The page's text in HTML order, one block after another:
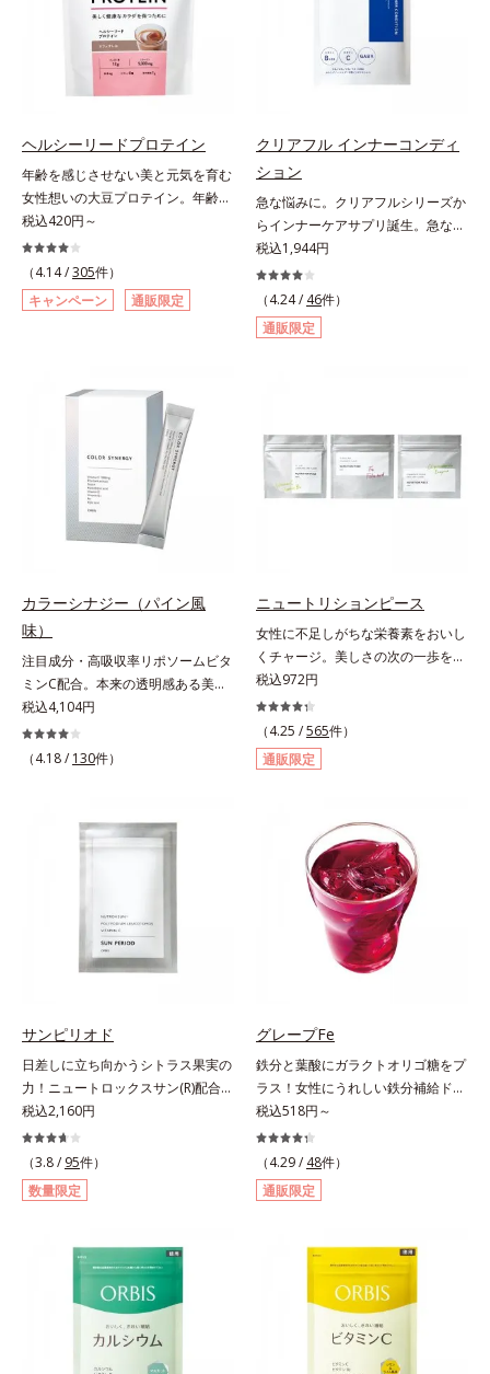
ヘルシーリードプロテイン
年齢を感じさせない美と元気を育む
女性想いの大豆プロテイン。年齢を
感じさせない美と元気を育む、女性
想いの大豆プロテインです。1杯で
不足しがちなたんぱく質を補えま
す。大人女性の食習慣に基づき質と
量を考え、更年世代の女性に人気の
持ちがいいのもポイントです。体を
作る材料であるたんぱく質12g(*1)
をメインに、美を引き出すコラーゲ
ン5,000mgも配合。さらにリズムを
支える鉄分やビタミン6種(*2)、食
物繊維など、女性が不足しがちな栄
養素を豊富に含み、大人女性の健康
味展開。プロテイン独特のにおいや
クセが少なく、水に溶けやすいの
で、手軽においしくたんぱく質を摂
れます。*1 1杯分（約27g）当り。
コラーゲン含む。*2 ビタミンB1、
B2、B6、B12、ナイアシン、パン
トテン酸各商品の詳しい情報は商品
税込420円～
（4.14 /305件）
キャンペーン
通販限定
クリアフル インナーコンディ
ション
急な悩みに。クリアフルシリーズか
らインナーケアサプリ誕生。急な悩
みに。ケアに行き詰まったすべての
女性に送る、「クリアフルシリー
ズ」のオールインワンサプリメント
です。ビタミンB1とB2を配合。ビ
タミンB6とビタミンCは、タイムリ
ラミドをプラス。さらにストレス社
会に負けないためのGABAも配合し
ました。現代社会を生き抜く女性の
すこやかな毎日を応援します。
税込1,944円
（4.24 / 46件）
通販限定
カラーシナジー（パイン風
味）
注目成分・高吸収率リポソームビタ
ミンC配合。本来の透明感ある美し
さを目指す美容サプリメント。みん
なが目指す美しさのゴールは、透明
感でした。注目成分リポソームビタ
しい効果を持つビタミンCには、口
から摂取しても吸収されにくく、多
るべく、独自技術によるオルビスの
リポソームビタミンCは高吸収率。
カラダと同じ成分でできたリポソー
従来のビタミンCに比べて吸収率が
差で届けるタイムデリバー設計をプ
ラスすることで体内に長く留め、最
大限アプローチしていきます。甘酸
っぱいパイン風味が口の中に爽やか
に広がる顆粒タイプ。水なしでもサ
ッと摂れます。
税込4,104円
（4.18 / 130件）
ニュートリションピース
女性に不足しがちな栄養素をおいし
くチャージ。美しさの次の一歩を引
き出すタブレット。現代女性に不足
しがちな栄養素に着目。ぽいっとひ
と口補いやすい６種類の「キレイの
素」、タブレットタイプのサプリメ
ントシリーズです。女性の不足栄養
＆葉酸」、独自加工のビタミンCで
キレイと健康をサポートする「ビタ
ミンC＆ビタミンB2」、スムーズな
リズムづくりで快調を目指す「オリ
ゴ糖＆酵素」、いつだってイキイ
キ、あなたらしい表情をサポートす
る「ビタミンB群＆アミノ酸」、ス
クリアな1日のスタートに「ビタミ
ンA＆ルテイン」、紫外線を気にか
ける女性こそ不足しやすい栄養素を
チャージして、安定した美しさをサ
ポートする「カルシウム＆ビタミン
D」の全６種類。体の中からキレイ
の土台を整え、美しさの次の一歩を
引き出します。水なしでOK、持ち
ージ。フルーツ風味だから、おやつ
感覚でおいしく楽しく続けられま
税込972円
（4.25 /565件）
通販限定
サンピリオド
日差しに立ち向かうシトラス果実の
力！ニュートロックスサン(R)配合の
インナーケア(*)。果実の力で日差し
に立ち向かうインナーケア(*)です。
強い紫外線が降り注ぐ南スペイン産
のシトラスとローズマリーから抽出
した話題の成分、「ニュートロック
究を重ねており、多くの国で実績の
ある夏のケア成分です。さらに夏の
ケアで有名なPLエキスと、欠かせな
い美容成分ビタミンCもプラス。独
自の製法でサポートします。飲むだ
けのケアなので、夏対策にありがち
税込2,160円
（3.8 / 95件）
数量限定
グレープFe
鉄分と葉酸にガラクトオリゴ糖をプ
ラス！女性にうれしい鉄分補給ドリ
ンク。1本に、ほうれん草約2.1束分
(*)の鉄分と、葉酸とガラクトオリゴ
糖を配合した、飲みやすい鉄分補給
ドリンクです。女性特有の周期をラ
クにサポートする3つの成分を凝縮
B6、B12とビタミンCを配合。1日
に必要な鉄分の不足分を効率よく1
本で補給できます。赤ブドウと白ブ
ドウの果汁をすっきり飲みやすくブ
レンド。フレッシュな味なので、ゴ
クゴク飲めるおいしさです。* 「五
税込518円～
（4.29 / 48件）
通販限定